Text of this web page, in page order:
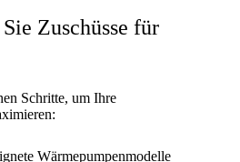
Zuschüsse für
Schritte, um Ihre
Wärmepumpenmodelle